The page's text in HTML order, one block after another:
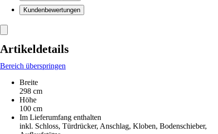
Kundenbewertungen
Artikeldetails
Bereich überspringen
Breite
298 cm
Höhe
100 cm
Im Lieferumfang enthalten
inkl. Schloss, Türdrücker, Anschlag, Kloben, Bodenschieber,